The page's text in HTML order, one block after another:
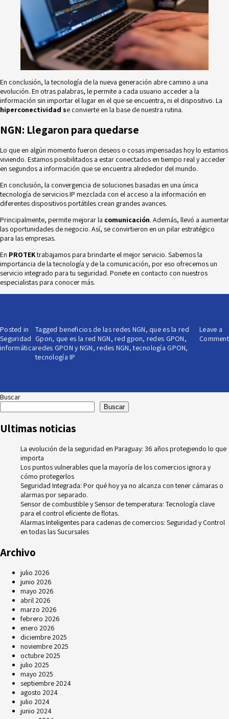
En conclusión, la tecnología de la nueva generación abre camino a una
evolución. En otras palabras, le permite a cada usuario acceder a la
información sin importar el lugar en el que se encuentra, ni el dispositivo. La
hiperconectividad se convierte en la base de nuestra rutina.
NGN: Llegaron para quedarse
Lo que en algún momento fueron deseos o cosas impensadas hoy lo estamos
viviendo. Estamos posibilitados a estar conectados en tiempo real y acceder
en segundos a información que se encuentra alrededor del mundo.
En conclusión, la convergencia de soluciones basadas en una única
tecnología de servicios IP mezclada con el acceso a la información en
diferentes dispositivos portátiles crean grandes avances.
Principalmente, permite mejorar la comunicación. Además, llevó a aumentar
las oportunidades de negocio. Así, se convirtieron en un pilar estratégico
para las empresas.
En PROTEKtrabajamos para brindarte el mejor servicio. Sabemos la
importancia de la tecnología y de la comunicación, por eso ofrecemos un
servicio integrado para tu seguridad. Ponete en contacto con nuestros
especialistas para conocer más.
Posted in
Seguridad
informática
Taggedbeneficios de las redes NGN, que es la red
Gpon, que es la red NGN,red gpon, redes GPON,
redes GPON y NGN,redes NGN,tecnología GPON,
tecnología IP
Leave a
Comment
Buscar
Buscar
Ultimas noticias
La evolución de la seguridad en Paraguay: 36 años protegiendo lo que
importa
Los puntos vulnerables que la mayoría de los comercios ignora y
cómo protegerlos
Seguridad Integrada: Por qué hoy ya no alcanza con tener cámaras o
alarmas por separado.
Sensor de combustible y Sensor de temperatura: Tecnología clave
para el control eficiente de flotas.
Alarmas Inteligentes para cadenas de comercios: Seguridad y Control
en todas las Sucursales
Archivo
julio 2026
junio 2026
mayo 2026
abril 2026
marzo 2026
febrero 2026
enero 2026
diciembre 2025
noviembre 2025
octubre 2025
julio 2025
mayo 2025
septiembre 2024
agosto 2024
julio 2024
junio 2024